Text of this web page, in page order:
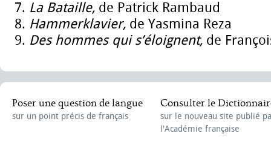
La Bataille, de Patrick Rambaud
Hammerklavier, de Yasmina Reza
Des hommes qui s’éloignent, de
Poser une question de langue
sur un point précis de français
Consulter le
sur le nouveau site publié
l'Académie française